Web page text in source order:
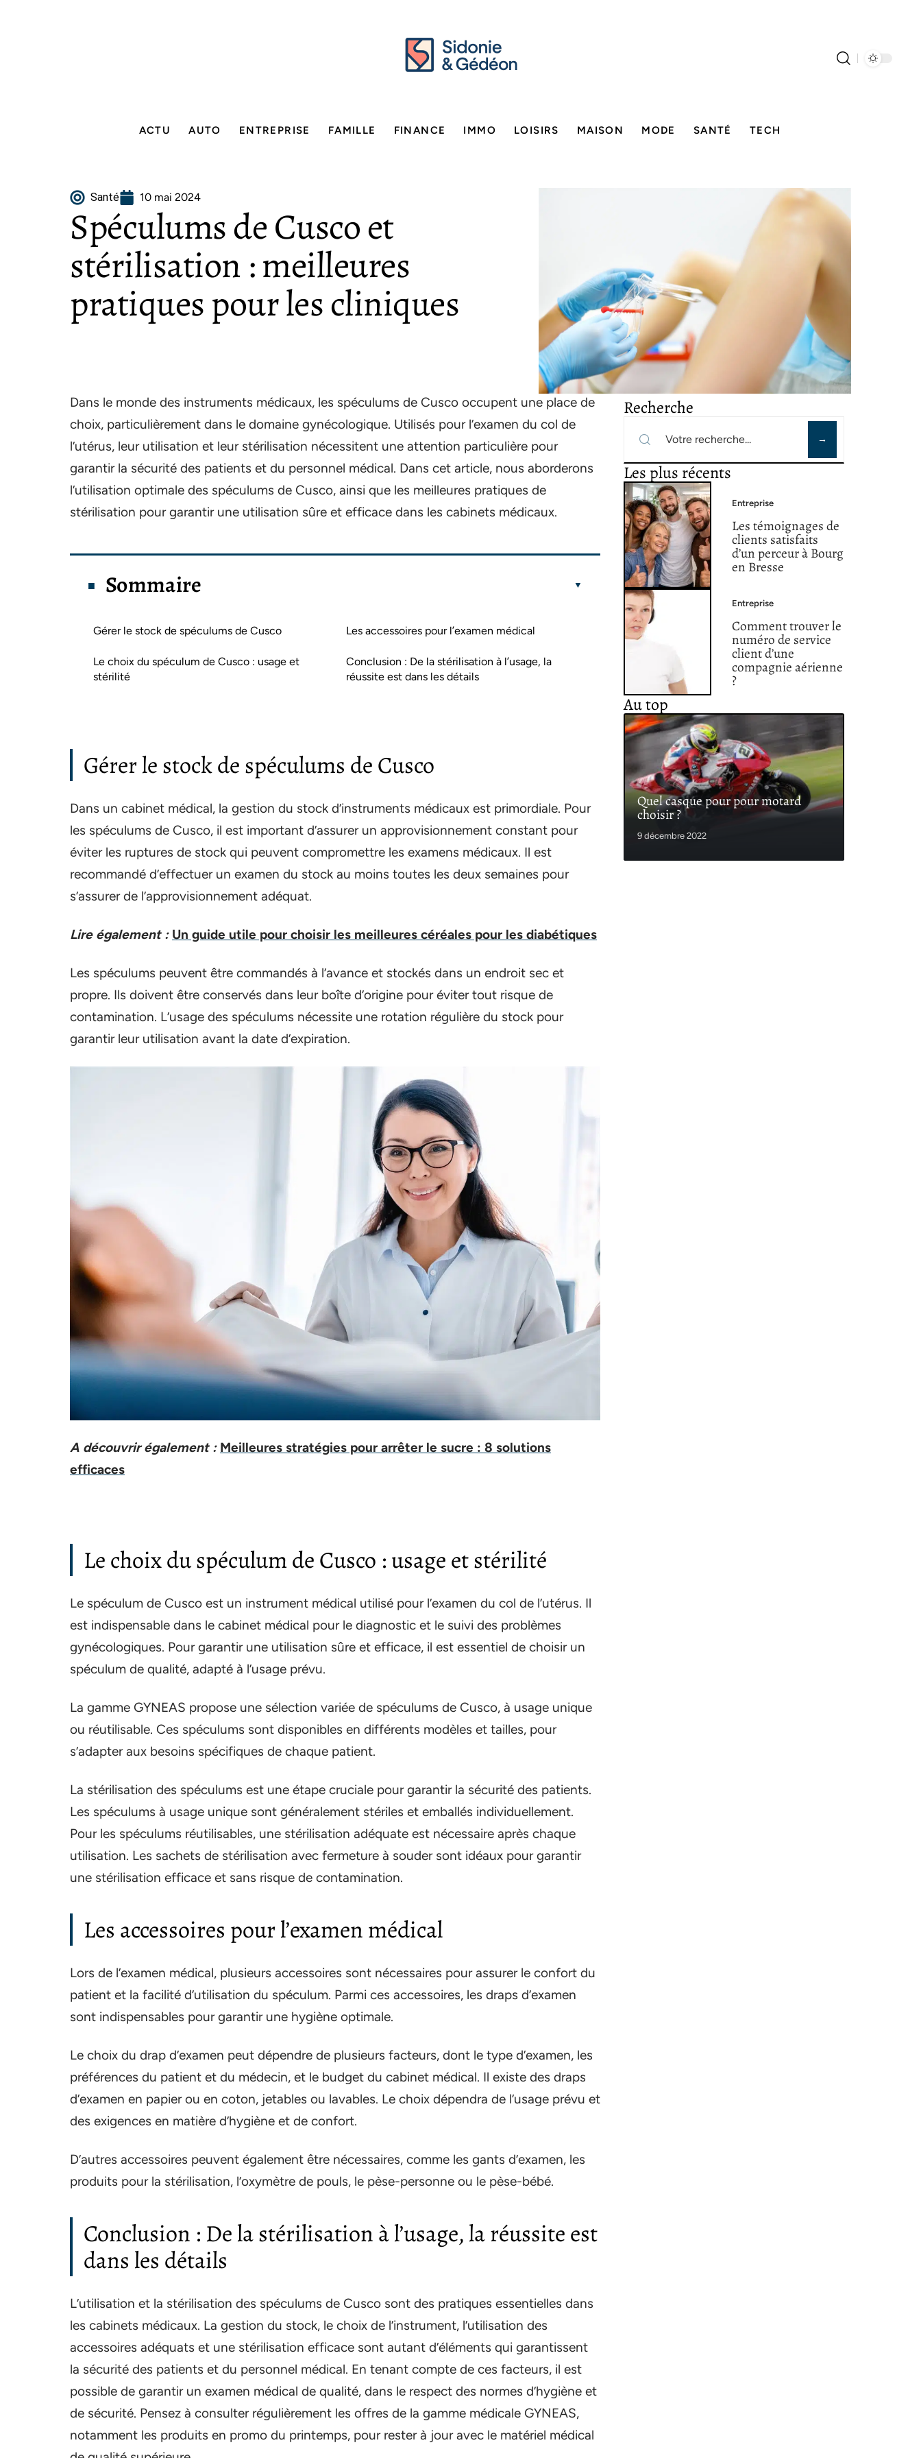
ACTU AUTO ENTREPRISE FAMILLE FINANCE IMMO LOISIRS MAISON MODE SANTÉ TECH
Santé 10 mai 2024
Spéculums de Cusco et
stérilisation : meilleures
pratiques pour les cliniques
Dans le monde des instruments médicaux, les spéculums de Cusco occupent une place de
choix, particulièrement dans le domaine gynécologique. Utilisés pour l’examen du col de
l’utérus, leur utilisation et leur stérilisation nécessitent une attention particulière pour
garantir la sécurité des patients et du personnel médical. Dans cet article, nous aborderons
l’utilisation optimale des spéculums de Cusco, ainsi que les meilleures pratiques de
stérilisation pour garantir une utilisation sûre et efficace dans les cabinets médicaux.
Sommaire
Gérer le stock de spéculums de Cusco
Le choix du spéculum de Cusco : usage et
stérilité
Les accessoires pour l’examen médical
Conclusion : De la stérilisation à l’usage, la
réussite est dans les détails
Gérer le stock de spéculums de Cusco
Dans un cabinet médical, la gestion du stock d’instruments médicaux est primordiale. Pour
les spéculums de Cusco, il est important d’assurer un approvisionnement constant pour
éviter les ruptures de stock qui peuvent compromettre les examens médicaux. Il est
recommandé d’effectuer un examen du stock au moins toutes les deux semaines pour
s’assurer de l’approvisionnement adéquat.
Lire également : Un guide utile pour choisir les meilleures céréales pour les diabétiques
Les spéculums peuvent être commandés à l’avance et stockés dans un endroit sec et
propre. Ils doivent être conservés dans leur boîte d’origine pour éviter tout risque de
contamination. L’usage des spéculums nécessite une rotation régulière du stock pour
garantir leur utilisation avant la date d’expiration.
A découvrir également : Meilleures stratégies pour arrêter le sucre : 8 solutions
efficaces
Le choix du spéculum de Cusco : usage et stérilité
Le spéculum de Cusco est un instrument médical utilisé pour l’examen du col de l’utérus. Il
est indispensable dans le cabinet médical pour le diagnostic et le suivi des problèmes
gynécologiques. Pour garantir une utilisation sûre et efficace, il est essentiel de choisir un
spéculum de qualité, adapté à l’usage prévu.
La gamme GYNEAS propose une sélection variée de spéculums de Cusco, à usage unique
ou réutilisable. Ces spéculums sont disponibles en différents modèles et tailles, pour
s’adapter aux besoins spécifiques de chaque patient.
La stérilisation des spéculums est une étape cruciale pour garantir la sécurité des patients.
Les spéculums à usage unique sont généralement stériles et emballés individuellement.
Pour les spéculums réutilisables, une stérilisation adéquate est nécessaire après chaque
utilisation. Les sachets de stérilisation avec fermeture à souder sont idéaux pour garantir
une stérilisation efficace et sans risque de contamination.
Les accessoires pour l’examen médical
Lors de l’examen médical, plusieurs accessoires sont nécessaires pour assurer le confort du
patient et la facilité d’utilisation du spéculum. Parmi ces accessoires, les draps d’examen
sont indispensables pour garantir une hygiène optimale.
Le choix du drap d’examen peut dépendre de plusieurs facteurs, dont le type d’examen, les
préférences du patient et du médecin, et le budget du cabinet médical. Il existe des draps
d’examen en papier ou en coton, jetables ou lavables. Le choix dépendra de l’usage prévu et
des exigences en matière d’hygiène et de confort.
D’autres accessoires peuvent également être nécessaires, comme les gants d’examen, les
produits pour la stérilisation, l’oxymètre de pouls, le pèse-personne ou le pèse-bébé.
Conclusion : De la stérilisation à l’usage, la réussite est
dans les détails
L’utilisation et la stérilisation des spéculums de Cusco sont des pratiques essentielles dans
les cabinets médicaux. La gestion du stock, le choix de l’instrument, l’utilisation des
accessoires adéquats et une stérilisation efficace sont autant d’éléments qui garantissent
la sécurité des patients et du personnel médical. En tenant compte de ces facteurs, il est
possible de garantir un examen médical de qualité, dans le respect des normes d’hygiène et
de sécurité. Pensez à consulter régulièrement les offres de la gamme médicale GYNEAS,
notamment les produits en promo du printemps, pour rester à jour avec le matériel médical
Recherche
Les plus récents
Entreprise
Les témoignages de
clients satisfaits
d’un perceur à Bourg
en Bresse
Entreprise
Comment trouver le
numéro de service
client d’une
compagnie aérienne
?
Au top
Quel casque pour pour motard
choisir ?
9 décembre 2022